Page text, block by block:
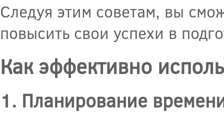
Следуя этим советам, вы
повысить свои успехи в
Как эффективно
1. Планирование